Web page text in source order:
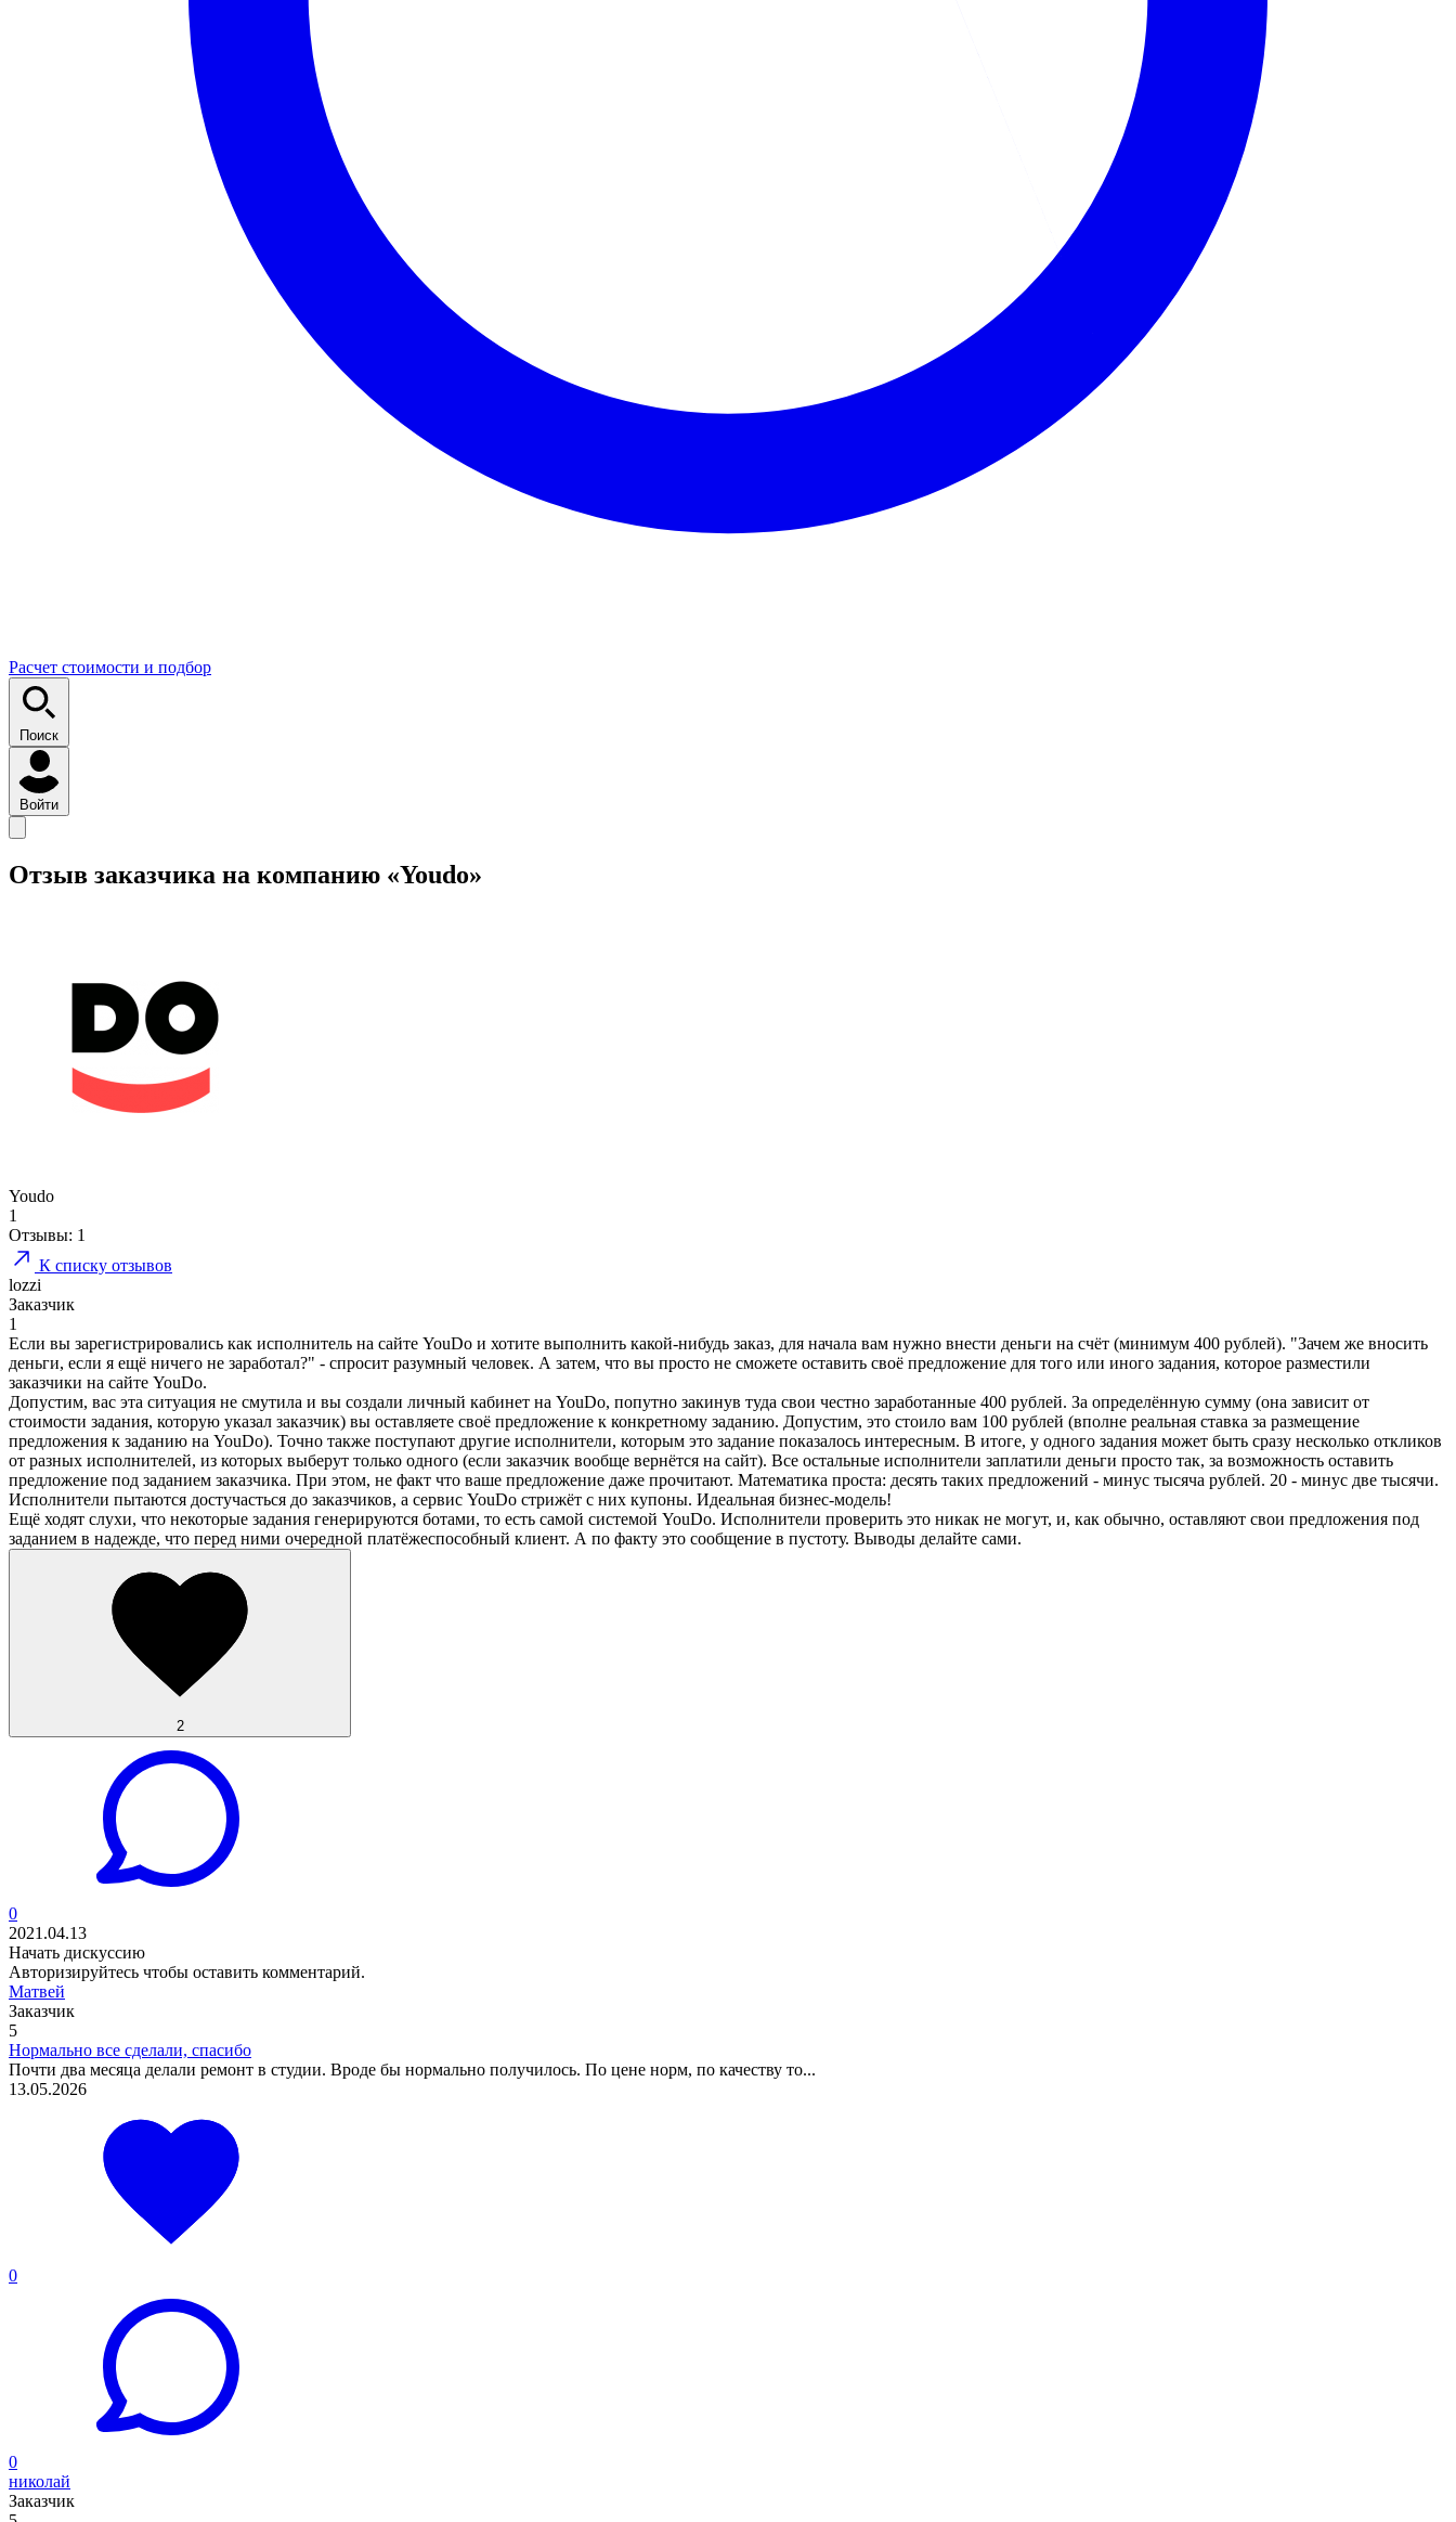
Расчет стоимости и подбор
Поиск
Войти
Отзыв заказчика на компанию «Youdo»
Youdo
1
Отзывы: 1
К списку отзывов
lozzi
Заказчик
1
Если вы зарегистрировались как исполнитель на сайте YouDo и хотите выполнить какой-нибудь заказ, для начала вам нужно внести деньги на счёт (минимум 400 рублей). "Зачем же вносить
деньги, если я ещё ничего не заработал?" - спросит разумный человек. А затем, что вы просто не сможете оставить своё предложение для того или иного задания, которое разместили
заказчики на сайте YouDo.
Допустим, вас эта ситуация не смутила и вы создали личный кабинет на YouDo, попутно закинув туда свои честно заработанные 400 рублей. За определённую сумму (она зависит от
стоимости задания, которую указал заказчик) вы оставляете своё предложение к конкретному заданию. Допустим, это стоило вам 100 рублей (вполне реальная ставка за размещение
предложения к заданию на YouDo). Точно также поступают другие исполнители, которым это задание показалось интересным. В итоге, у одного задания может быть сразу несколько откликов
от разных исполнителей, из которых выберут только одного (если заказчик вообще вернётся на сайт). Все остальные исполнители заплатили деньги просто так, за возможность оставить
предложение под заданием заказчика. При этом, не факт что ваше предложение даже прочитают. Математика проста: десять таких предложений - минус тысяча рублей. 20 - минус две тысячи.
Исполнители пытаются достучасться до заказчиков, а сервис YouDo стрижёт с них купоны. Идеальная бизнес-модель!
Ещё ходят слухи, что некоторые задания генерируются ботами, то есть самой системой YouDo. Исполнители проверить это никак не могут, и, как обычно, оставляют свои предложения под
заданием в надежде, что перед ними очередной платёжеспособный клиент. А по факту это сообщение в пустоту. Выводы делайте сами.
2
0
2021.04.13
Начать дискуссию
Авторизируйтесь чтобы оставить комментарий.
Матвей
Заказчик
5
Нормально все сделали, спасибо
Почти два месяца делали ремонт в студии. Вроде бы нормально получилось. По цене норм, по качеству то...
13.05.2026
0
0
николай
Заказчик